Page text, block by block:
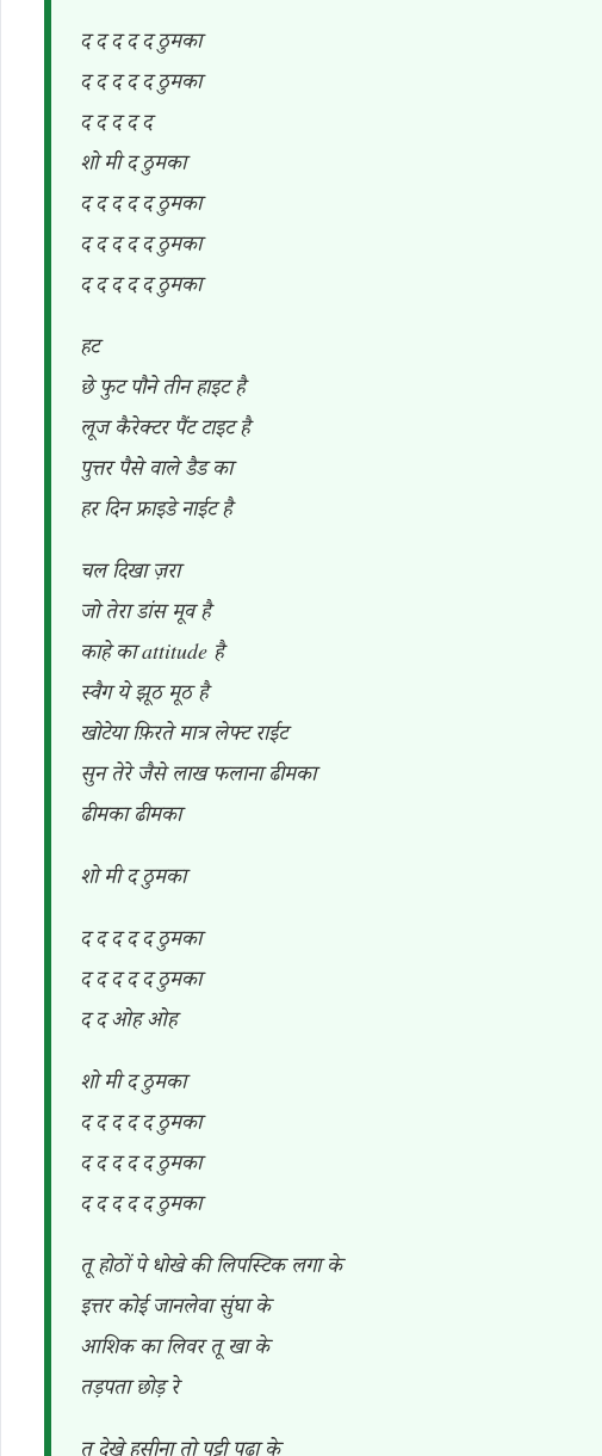
द द द द द ठुमका
द द द द द ठुमका
द द द द द
शो मी द ठुमका
द द द द द ठुमका
द द द द द ठुमका
द द द द द ठुमका
हट
छे फुट पौने तीन हाइट है
लूज कैरेक्टर पैंट टाइट है
पुत्तर पैसे वाले डैड का
हर दिन फ्राइडे नाईट है
चल दिखा ज़रा
जो तेरा डांस मूव है
काहे का attitude है
स्वैग ये झूठ मूठ है
खोटेया फ़िरते मात्र लेफ्ट राईट
सुन तेरे जैसे लाख फलाना ढीमका
ढीमका ढीमका
शो मी द ठुमका
द द द द द ठुमका
द द द द द ठुमका
द द ओह ओह
शो मी द ठुमका
द द द द द ठुमका
द द द द द ठुमका
द द द द द ठुमका
तू होठों पे धोखे की लिपस्टिक लगा के
इत्तर कोई जानलेवा सुंघा के
आशिक का लिवर तू खा के
तड़पता छोड़ रे